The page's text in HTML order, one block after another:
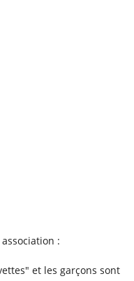
:
et les garçons sont